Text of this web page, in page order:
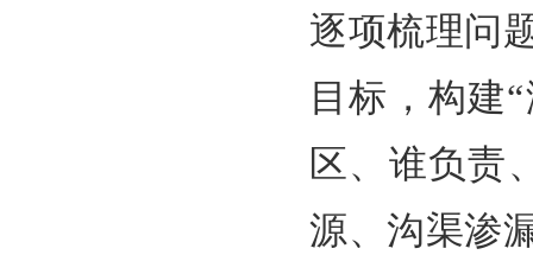
逐项梳理问
目标，构建
区、谁负责
源、沟渠渗